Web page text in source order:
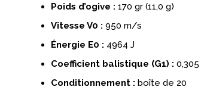
Poids d’ogive : 170 gr (11,0 g)
Vitesse V0 : 950 m/s
Énergie E0 : 4964 J
Coefficient balistique (G1) : 0,305
Conditionnement : boîte de 20